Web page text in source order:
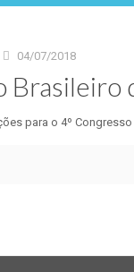
04/07/2018
para o 4º